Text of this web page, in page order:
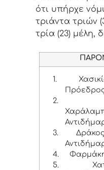
ότι υπήρχε
τριάντα τριών
τρία (23) μέλη,
1.
2.
3.
4.
5.